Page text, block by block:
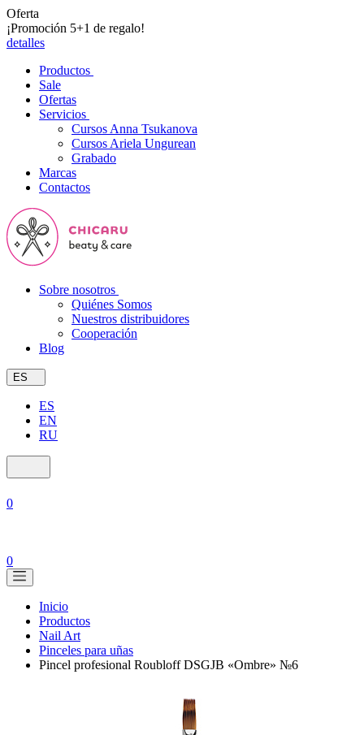
Oferta
¡Promoción 5+1 de regalo!
detalles
Productos
Sale
Ofertas
Servicios
Cursos Anna Tsukanova
Cursos Ariela Ungurean
Grabado
Marcas
Contactos
Sobre nosotros
Quiénes Somos
Nuestros distribuidores
Cooperación
Blog
ES
ES
EN
RU
0
0
Inicio
Productos
Nail Art
Pinceles para uñas
Pincel profesional Roubloff DSGJB «Ombre» №6